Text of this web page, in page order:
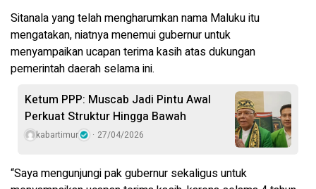
Sitanala yang telah mengharumkan nama Maluku itu
mengatakan, niatnya menemui gubernur untuk
menyampaikan ucapan terima kasih atas dukungan
pemerintah daerah selama ini.
Ketum PPP: Muscab Jadi Pintu Awal
Perkuat Struktur Hingga Bawah
kabartimur 27/04/2026
“Saya mengunjungi pak gubernur sekaligus untuk